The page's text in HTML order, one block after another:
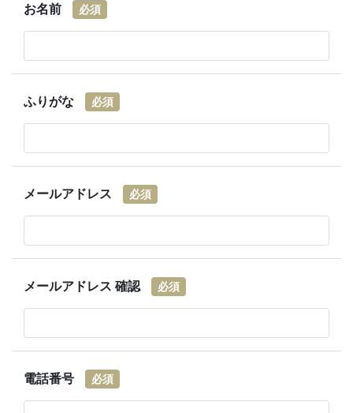
お名前 必須
ふりがな 必須
メールアドレス 必須
メールアドレス 確認 必須
電話番号 必須